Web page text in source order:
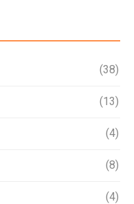
(38)
(13)
(4)
(8)
(4)